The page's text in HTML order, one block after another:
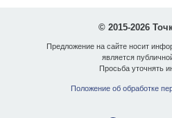
© 2015-2026
Предложение на сайте носит
является
Просьба уточнять
Положение об обработке